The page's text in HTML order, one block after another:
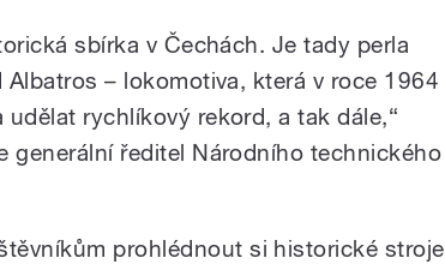
sbírka v Čechách. Je tady perla
– lokomotiva, která v roce 1964
udělat rychlíkový rekord, a tak dále,“
generální ředitel Národního technického
prohlédnout si historické stroje